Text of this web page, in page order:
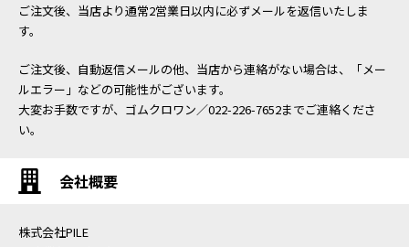
ご注文後、当店より通常2営業日以内に必ずメールを返信いたしま
す。
ご注文後、自動返信メールの他、当店から連絡がない場合は、「メー
ルエラー」などの可能性がございます。
大変お手数ですが、ゴムクロワン／022-226-7652までご連絡くださ
い。
会社概要
株式会社PILE